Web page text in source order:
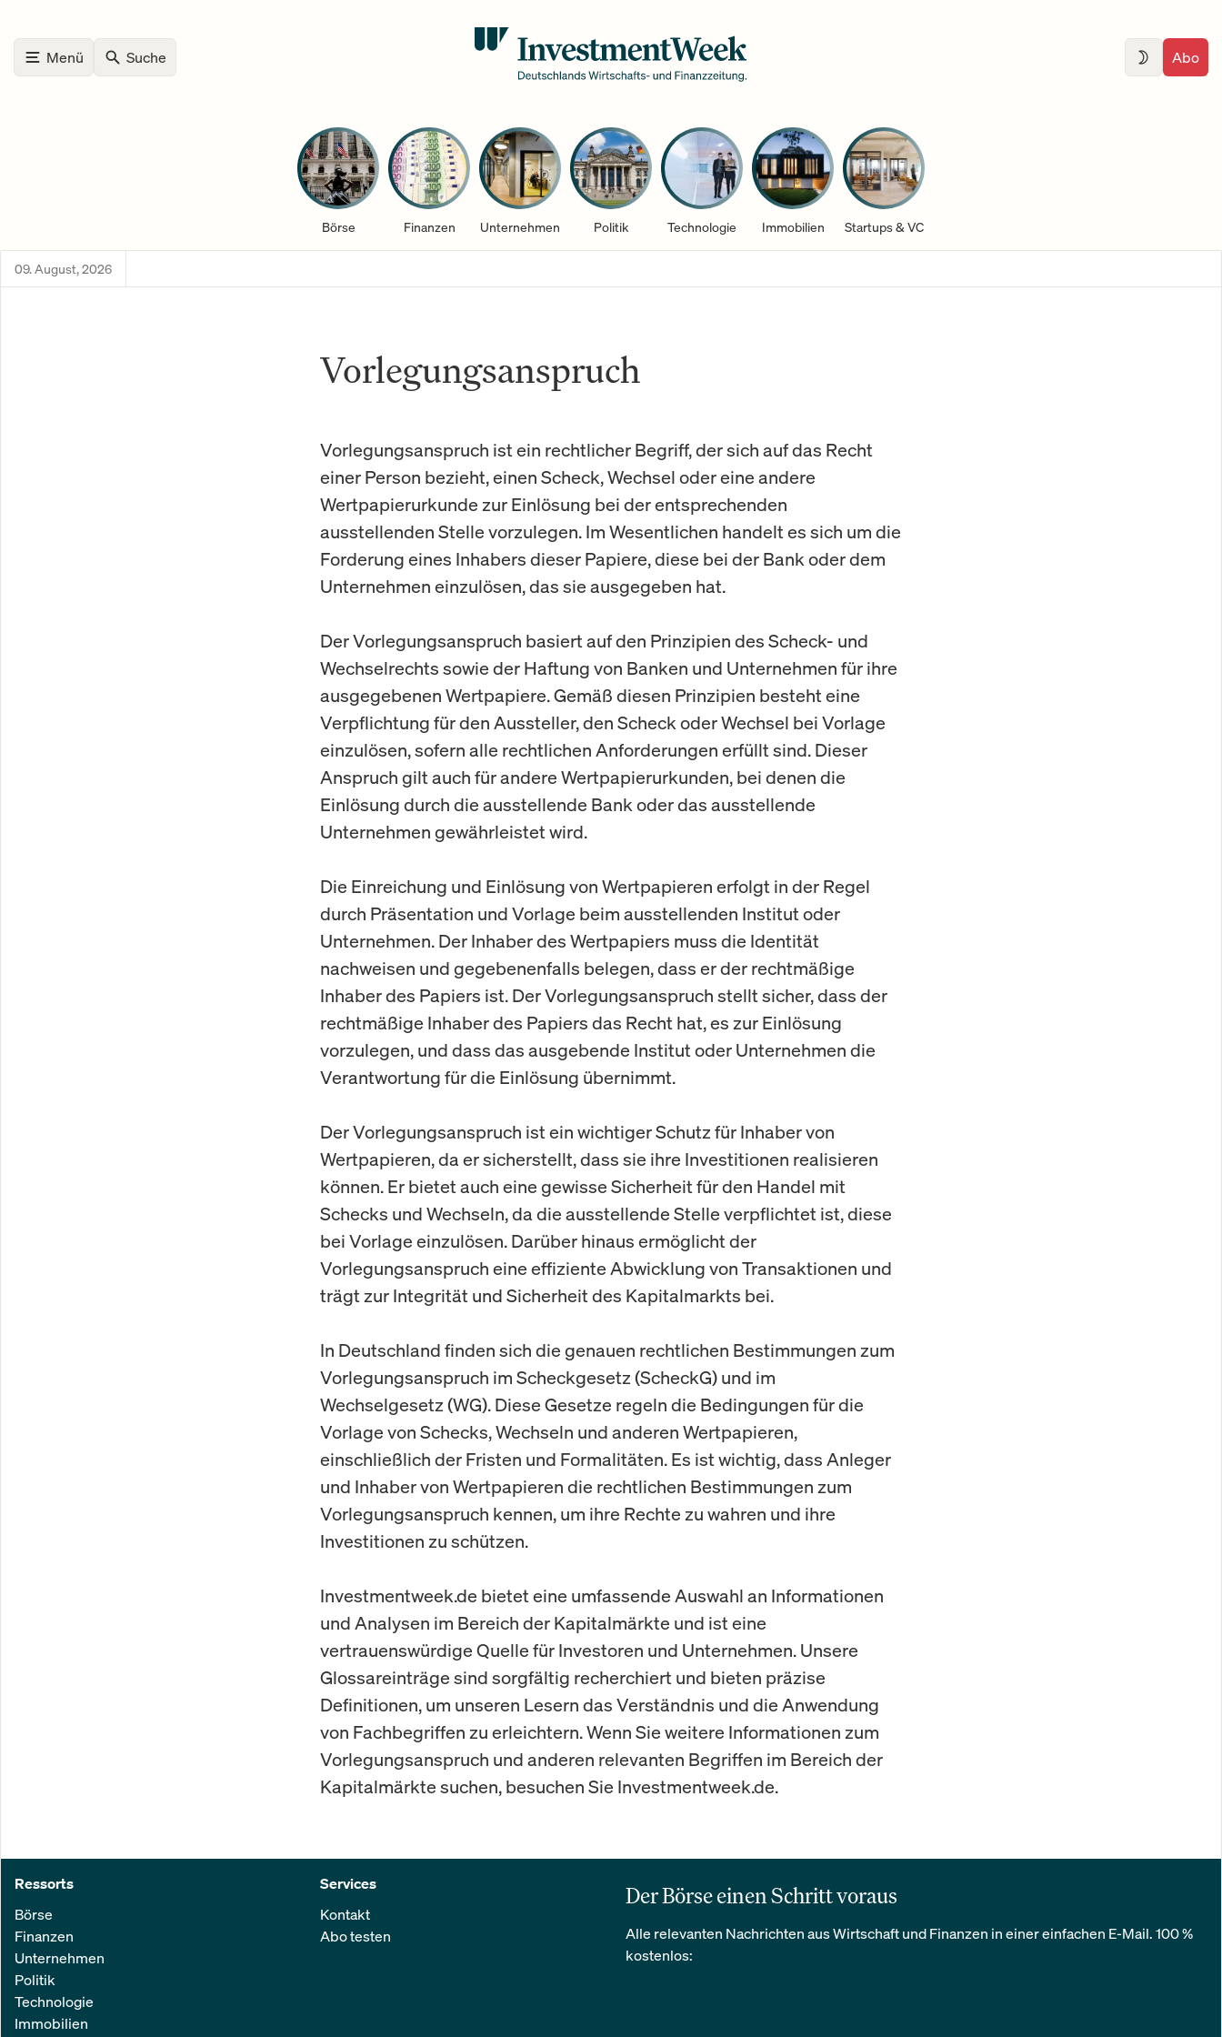
Menü Suche Abo
Börse Finanzen Unternehmen Politik Technologie Immobilien Startups & VC
09. August, 2026
Vorlegungsanspruch
Vorlegungsanspruch ist ein rechtlicher Begriff, der sich auf das Recht
einer Person bezieht, einen Scheck, Wechsel oder eine andere
Wertpapierurkunde zur Einlösung bei der entsprechenden
ausstellenden Stelle vorzulegen. Im Wesentlichen handelt es sich um die
Forderung eines Inhabers dieser Papiere, diese bei der Bank oder dem
Unternehmen einzulösen, das sie ausgegeben hat.
Der Vorlegungsanspruch basiert auf den Prinzipien des Scheck- und
Wechselrechts sowie der Haftung von Banken und Unternehmen für ihre
ausgegebenen Wertpapiere. Gemäß diesen Prinzipien besteht eine
Verpflichtung für den Aussteller, den Scheck oder Wechsel bei Vorlage
einzulösen, sofern alle rechtlichen Anforderungen erfüllt sind. Dieser
Anspruch gilt auch für andere Wertpapierurkunden, bei denen die
Einlösung durch die ausstellende Bank oder das ausstellende
Unternehmen gewährleistet wird.
Die Einreichung und Einlösung von Wertpapieren erfolgt in der Regel
durch Präsentation und Vorlage beim ausstellenden Institut oder
Unternehmen. Der Inhaber des Wertpapiers muss die Identität
nachweisen und gegebenenfalls belegen, dass er der rechtmäßige
Inhaber des Papiers ist. Der Vorlegungsanspruch stellt sicher, dass der
rechtmäßige Inhaber des Papiers das Recht hat, es zur Einlösung
vorzulegen, und dass das ausgebende Institut oder Unternehmen die
Verantwortung für die Einlösung übernimmt.
Der Vorlegungsanspruch ist ein wichtiger Schutz für Inhaber von
Wertpapieren, da er sicherstellt, dass sie ihre Investitionen realisieren
können. Er bietet auch eine gewisse Sicherheit für den Handel mit
Schecks und Wechseln, da die ausstellende Stelle verpflichtet ist, diese
bei Vorlage einzulösen. Darüber hinaus ermöglicht der
Vorlegungsanspruch eine effiziente Abwicklung von Transaktionen und
trägt zur Integrität und Sicherheit des Kapitalmarkts bei.
In Deutschland finden sich die genauen rechtlichen Bestimmungen zum
Vorlegungsanspruch im Scheckgesetz (ScheckG) und im
Wechselgesetz (WG). Diese Gesetze regeln die Bedingungen für die
Vorlage von Schecks, Wechseln und anderen Wertpapieren,
einschließlich der Fristen und Formalitäten. Es ist wichtig, dass Anleger
und Inhaber von Wertpapieren die rechtlichen Bestimmungen zum
Vorlegungsanspruch kennen, um ihre Rechte zu wahren und ihre
Investitionen zu schützen.
Investmentweek.de bietet eine umfassende Auswahl an Informationen
und Analysen im Bereich der Kapitalmärkte und ist eine
vertrauenswürdige Quelle für Investoren und Unternehmen. Unsere
Glossareinträge sind sorgfältig recherchiert und bieten präzise
Definitionen, um unseren Lesern das Verständnis und die Anwendung
von Fachbegriffen zu erleichtern. Wenn Sie weitere Informationen zum
Vorlegungsanspruch und anderen relevanten Begriffen im Bereich der
Kapitalmärkte suchen, besuchen Sie Investmentweek.de.
Ressorts
Börse
Finanzen
Unternehmen
Politik
Technologie
Immobilien
Services
Kontakt
Abo testen
Der Börse einen Schritt voraus
Alle relevanten Nachrichten aus Wirtschaft und Finanzen in einer einfachen E-Mail. 100 %
kostenlos: